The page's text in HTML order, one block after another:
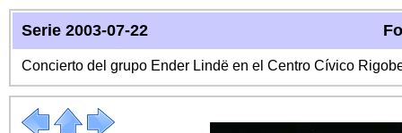
Serie 2003-07-22
Concierto del grupo Ender Lindë en el Centro Cívico